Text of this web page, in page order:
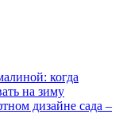
когда
на зиму
дизайне сада –